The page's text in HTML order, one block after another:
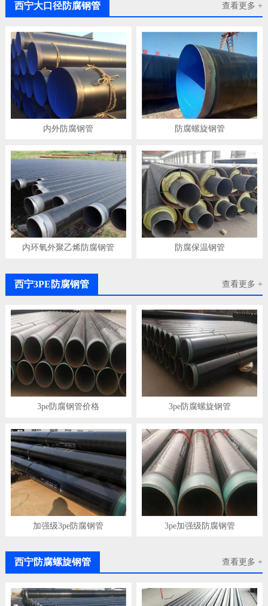
查看更多 +
西宁大口径防腐钢管
内外防腐钢管 防腐螺旋钢管
内环氧外聚乙烯防腐钢管 防腐保温钢管
查看更多 +
西宁3PE防腐钢管
3pe防腐钢管价格 3pe防腐螺旋钢管
加强级3pe防腐钢管 3pe加强级防腐钢管
查看更多 +
西宁防腐螺旋钢管